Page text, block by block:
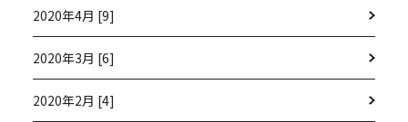
2020年4月 [9]
2020年3月 [6]
2020年2月 [4]